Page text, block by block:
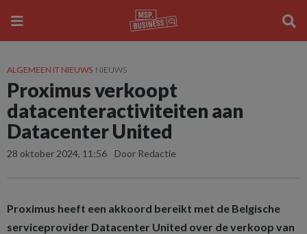
ALGEMEEN IT NIEUWS NIEUWS
Proximus verkoopt
datacenteractiviteiten aan
Datacenter United
28 oktober 2024, 11:56 Door Redactie
Proximus heeft een akkoord bereikt met de Belgische
serviceprovider Datacenter United over de verkoop van